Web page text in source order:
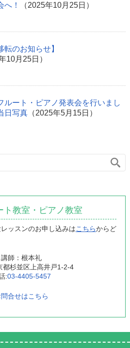
へ！
（2025年10月25日）
転のお知らせ】
10月25日）
ルート・ピアノ発表会を行いまし
日写真（2025年5月15日）
ト教室・ピアノ教室
ッスンのお申し込みはこちらからど
講師：根本礼
都杉並区上高井戸1-2-4
:03-4405-5457
問合せはこちら